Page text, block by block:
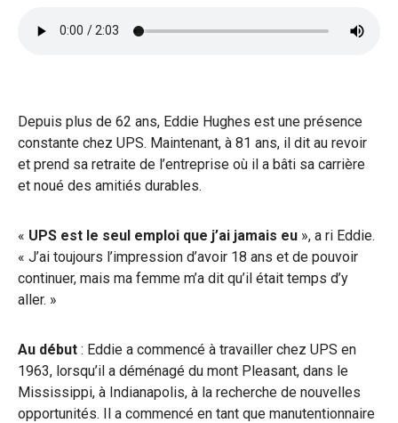
Depuis plus de 62 ans, Eddie Hughes est une présence
constante chez UPS. Maintenant, à 81 ans, il dit au revoir
et prend sa retraite de l’entreprise où il a bâti sa carrière
et noué des amitiés durables.
« UPS est le seul emploi que j’ai jamais eu », a ri Eddie.
« J’ai toujours l’impression d’avoir 18 ans et de pouvoir
continuer, mais ma femme m’a dit qu’il était temps d’y
aller. »
Au début : Eddie a commencé à travailler chez UPS en
1963, lorsqu’il a déménagé du mont Pleasant, dans le
Mississippi, à Indianapolis, à la recherche de nouvelles
opportunités. Il a commencé en tant que manutentionnaire